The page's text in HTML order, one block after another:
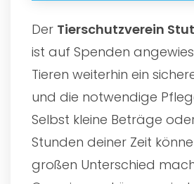
Der Tierschutzverein
ist auf Spenden
Tieren weiterhin ein
und die notwendige
Selbst kleine Beträge
Stunden deiner Zeit
großen Unterschied